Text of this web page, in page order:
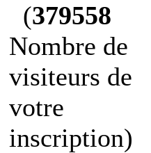
(379558
Nombre de
visiteurs de
votre
inscription)